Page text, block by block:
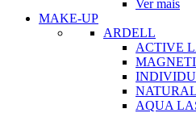
Ver mais
MAKE-UP
ARDELL
ACTIVE
AQUA